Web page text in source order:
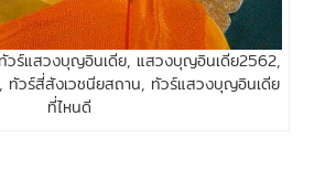
วร์แสวงบุญอินเดีย, แสวงบุญอินเดีย2562,
วร์สี่สังเวชนียสถาน, ทัวร์แสวงบุญอินเดีย
ที่ไหนดี